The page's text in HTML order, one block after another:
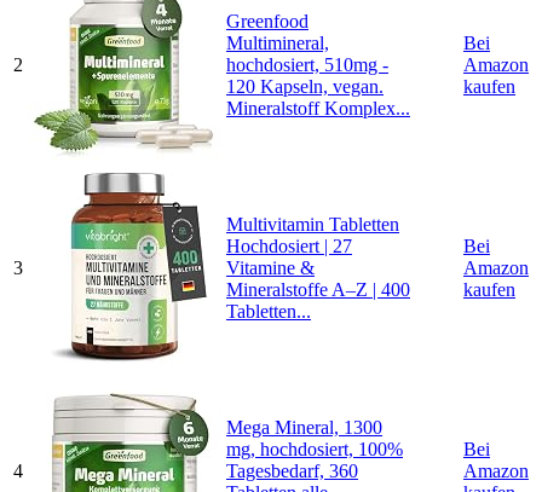
2
Greenfood
Multimineral,
hochdosiert, 510mg -
120 Kapseln, vegan.
Mineralstoff Komplex...
Bei
Amazon
kaufen
3
Multivitamin Tabletten
Hochdosiert | 27
Vitamine &
Mineralstoffe A–Z | 400
Tabletten...
Bei
Amazon
kaufen
4
Mega Mineral, 1300
mg, hochdosiert, 100%
Tagesbedarf, 360
Bei
Amazon